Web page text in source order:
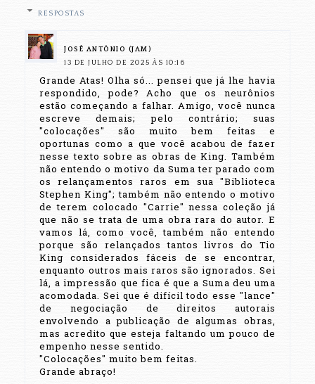
RESPOSTAS
JOSÉ ANTÔNIO (JAM)
13 DE JULHO DE 2025 ÀS 10:16
Grande Atas! Olha só... pensei que já lhe havia
respondido, pode? Acho que os neurônios
estão começando a falhar. Amigo, você nunca
escreve demais; pelo contrário; suas
"colocações" são muito bem feitas e
oportunas como a que você acabou de fazer
nesse texto sobre as obras de King. Também
não entendo o motivo da Suma ter parado com
os relançamentos raros em sua "Biblioteca
Stephen King"; também não entendo o motivo
de terem colocado "Carrie" nessa coleção já
que não se trata de uma obra rara do autor. E
vamos lá, como você, também não entendo
porque são relançados tantos livros do Tio
King considerados fáceis de se encontrar,
enquanto outros mais raros são ignorados. Sei
lá, a impressão que fica é que a Suma deu uma
acomodada. Sei que é difícil todo esse "lance"
de negociação de direitos autorais
envolvendo a publicação de algumas obras,
mas acredito que esteja faltando um pouco de
empenho nesse sentido.
"Colocações" muito bem feitas.
Grande abraço!